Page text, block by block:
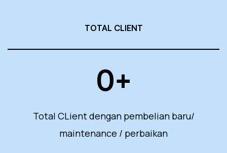
TOTAL CLIENT
0+
Total CLient dengan pembelian baru/
maintenance / perbaikan